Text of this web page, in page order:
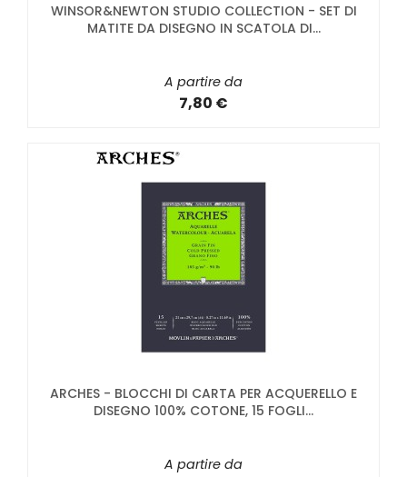
WINSOR&NEWTON STUDIO COLLECTION - SET DI
MATITE DA DISEGNO IN SCATOLA DI...
A partire da
7,80 €
ARCHES - BLOCCHI DI CARTA PER ACQUERELLO E
DISEGNO 100% COTONE, 15 FOGLI...
A partire da